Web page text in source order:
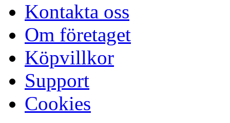
Kontakta oss
Om företaget
Köpvillkor
Support
Cookies